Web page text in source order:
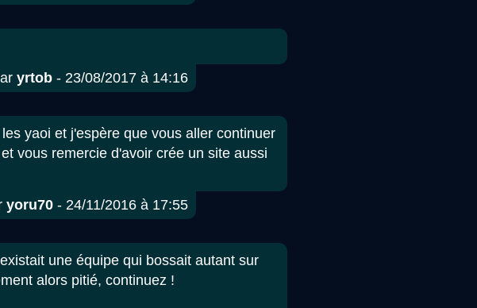
yrtob - 23/08/2017 à 14:16
yaoi et j'espère que vous aller continuer
vous remercie d'avoir crée un site aussi
yoru70 - 24/11/2016 à 17:55
une équipe qui bossait autant sur
alors pitié, continuez !